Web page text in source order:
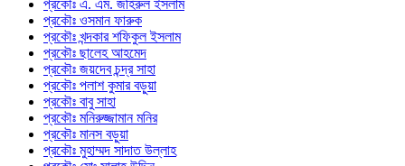
প্রকৌঃ এ. এম. জহিরুল ইসলাম
প্রকৌঃ ওসমান ফারুক
প্রকৌঃ খন্দকার শফিকুল ইসলাম
প্রকৌঃ ছালেহ আহমেদ
প্রকৌঃ জয়দেব চন্দ্র সাহা
প্রকৌঃ পলাশ কুমার বড়ুয়া
প্রকৌঃ বাবু সাহা
প্রকৌঃ মনিরুজ্জামান মনির
প্রকৌঃ মানস বড়ুয়া
প্রকৌঃ মুহাম্মদ সাদাত উল্লাহ